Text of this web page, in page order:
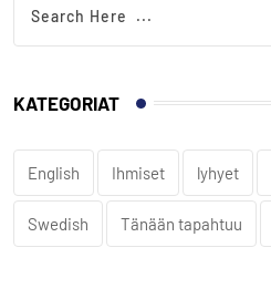
KATEGORIAT
English Ihmiset lyhyet
Swedish Tänään tapahtuu